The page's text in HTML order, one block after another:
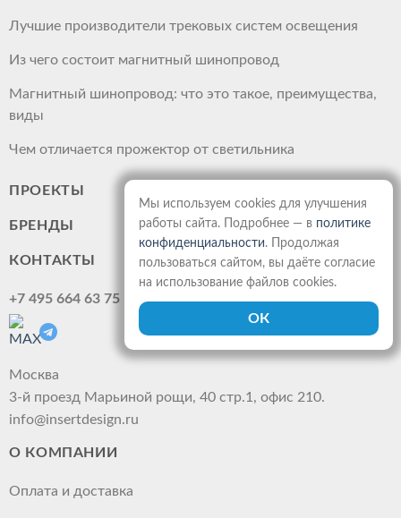
Лучшие производители трековых систем освещения
Из чего состоит магнитный шинопровод
Магнитный шинопровод: что это такое, преимущества,
виды
Чем отличается прожектор от светильника
ПРОЕКТЫ
БРЕНДЫ
КОНТАКТЫ
+7 495 664 63 75
Москва
3-й проезд Марьиной рощи, 40 стр.1, офис 210.
info@insertdesign.ru
О КОМПАНИИ
Оплата и доставка
Мы используем cookies для улучшения
работы сайта. Подробнее — в политике
конфиденциальности. Продолжая
пользоваться сайтом, вы даёте согласие
на использование файлов cookies.